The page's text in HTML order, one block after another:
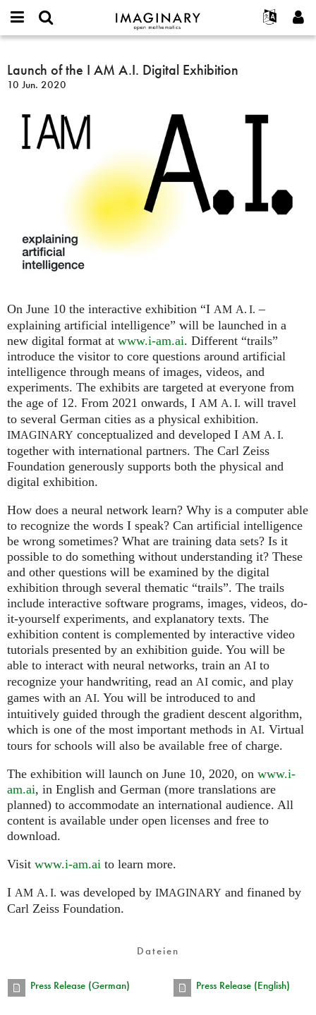
IMAGINARY
open
Français
Español
Türkçe
Programme
Hands-on
Filme
Texte
Ausstellungen
Mehr...
Projekte
or
username
Passwort
Neues Benutzerkonto erstellen
Neues Passwort anfordern
Suche
Launch
of
the
Digital
Launch of the I AM A.I. Digital Exhibition
10 Jun. 2020
On June 10 the interactive exhibition “I AM A. I. –
explaining artificial intelligence” will be launched in a
new digital format at www.i-am.ai. Different “trails”
introduce the visitor to core questions around artificial
intelligence through means of images, videos, and
experiments. The exhibits are targeted at everyone from
the age of 12. From 2021 onwards, I AM A. I. will travel
to several German cities as a physical exhibition.
IMAGINARY conceptualized and developed I AM A. I.
together with international partners. The Carl Zeiss
Foundation generously supports both the physical and
digital exhibition.
How does a neural network learn? Why is a computer able
to recognize the words I speak? Can artificial intelligence
be wrong sometimes? What are training data sets? Is it
possible to do something without understanding it? These
and other questions will be examined by the digital
exhibition through several thematic “trails”. The trails
include interactive software programs, images, videos, do-
it-yourself experiments, and explanatory texts. The
exhibition content is complemented by interactive video
tutorials presented by an exhibition guide. You will be
able to interact with neural networks, train an AI to
recognize your handwriting, read an AI comic, and play
games with an AI. You will be introduced to and
intuitively guided through the gradient descent algorithm,
which is one of the most important methods in AI. Virtual
tours for schools will also be available free of charge.
The exhibition will launch on June 10, 2020, on www.i-
am.ai, in English and German (more translations are
planned) to accommodate an international audience. All
content is available under open licenses and free to
download.
Visit www.i-am.ai to learn more.
I AM A. I. was developed by IMAGINARY and finaned by
Carl Zeiss Foundation.
Dateien
Press Release (German) Press Release (English)